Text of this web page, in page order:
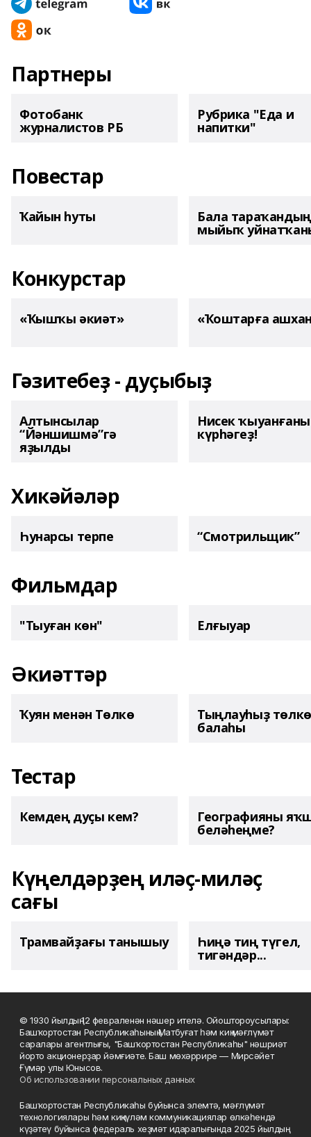
Партнеры
Фотобанк
журналистов РБ
Рубрика "Еда и
напитки"
Повестар
Ҡайын һуты Бала тараҡандың
мыйыҡ
Конкурстар
«Ҡышҡы әкиәт» «Ҡоштарға
Гәзитебеҙ - дуҫыбыҙ
Алтынсылар
“Йәншишмә”гә
яҙылды
Нисек
күрһәгеҙ!
Хикәйәләр
Һунарсы терпе “Смотрильщик”
Фильмдар
"Тыуған көн" Елғыуар
Әкиәттәр
Ҡуян менән Төлкө Тыңлауһыҙ төлкө
балаһы
Тестар
Кемдең дуҫы кем? Географияны
беләһеңме?
Күңелдәрҙең иләҫ-миләҫ
сағы
Трамвайҙағы танышыу Һиңә тиң түгел,
тигәндәр...
© 1930 йылдың 12 февраленән нәшер ителә. Ойоштороусылары:
Башҡортостан Республикаһының Матбуғат һәм киң мәғлүмәт
саралары агентлығы, "Башҡортостан Республикаһы" нәшриәт
йорто акционерҙар йәмғиәте. Баш мөхәррире — Мирсәйет
Ғүмәр улы Юнысов.
Об использовании персональных данных
Башҡортостан Республикаһы буйынса элемтә, мәғлүмәт
технологиялары һәм киңкүләм коммуникациялар өлкәһендә
күҙәтеү буйынса федераль хеҙмәт идаралығында 2025 йылдың